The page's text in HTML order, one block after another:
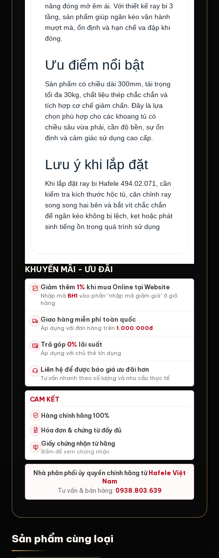
năng đóng mở êm ái. Với thiết kế ray bi 3
tầng, sản phẩm giúp ngăn kéo vận hành
mượt mà, ổn định và hạn chế va đập khi
đóng.
Ưu điểm nổi bật
Sản phẩm có chiều dài 300mm, tải trọng
tối đa 30kg, chất liệu thép chắc chắn và
tích hợp cơ chế giảm chấn. Đây là lựa
chọn phù hợp cho các khoang tủ có
chiều sâu vừa phải, cần độ bền, sự ổn
định và cảm giác sử dụng cao cấp.
Lưu ý khi lắp đặt
Khi lắp đặt ray bi Hafele 494.02.071, cần
kiểm tra kích thước hộc tủ, căn chỉnh ray
song song hai bên và bắt vít chắc chắn
để ngăn kéo không bị lệch, kẹt hoặc phát
sinh tiếng ồn trong quá trình sử dụng
KHUYẾN MÃI - ƯU ĐÃI
Giảm thêm 1% khi mua Online tại Website
Nhập mã BH1 vào phần “nhập mã giảm giá” ở giỏ
hàng
Giao hàng miễn phí toàn quốc
Áp dụng với đơn hàng trên 1.000.000đ
Trả góp 0% lãi suất
Áp dụng với chủ thẻ tín dụng
Liên hệ để được báo giá ưu đãi hơn
Tư vấn nhanh theo số lượng và nhu cầu thực tế
CAM KẾT
Hàng chính hãng 100%
Hóa đơn & chứng từ đầy đủ
Giấy chứng nhận từ hãng
Bấm để xem chứng nhận
Nhà phân phối ủy quyền chính hãng từHafele Việt
Nam
Tư vấn & bán hàng: 0938.803.639
Sản phẩm cùng loại